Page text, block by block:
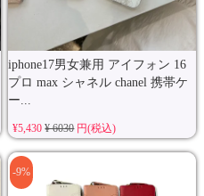
iphone17男女兼用 アイフォン 16
プロ max シャネル chanel 携帯ケ
ー...
¥5,430¥ 6030円(税込)
-9%